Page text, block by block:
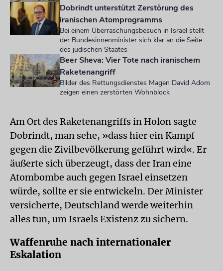
Dobrindt unterstützt Zerstörung des
iranischen Atomprogramms
Bei einem Überraschungsbesuch in Israel stellt
der Bundesinnenminister sich klar an die Seite
des jüdischen Staates
Beer Sheva: Vier Tote nach iranischem
Raketenangriff
Bilder des Rettungsdienstes Magen David Adom
zeigen einen zerstörten Wohnblock
Am Ort des Raketenangriffs in Holon sagte
Dobrindt, man sehe, »dass hier ein Kampf
gegen die Zivilbevölkerung geführt wird«. Er
äußerte sich überzeugt, dass der Iran eine
Atombombe auch gegen Israel einsetzen
würde, sollte er sie entwickeln. Der Minister
versicherte, Deutschland werde weiterhin
alles tun, um Israels Existenz zu sichern.
Waffenruhe nach internationaler
Eskalation